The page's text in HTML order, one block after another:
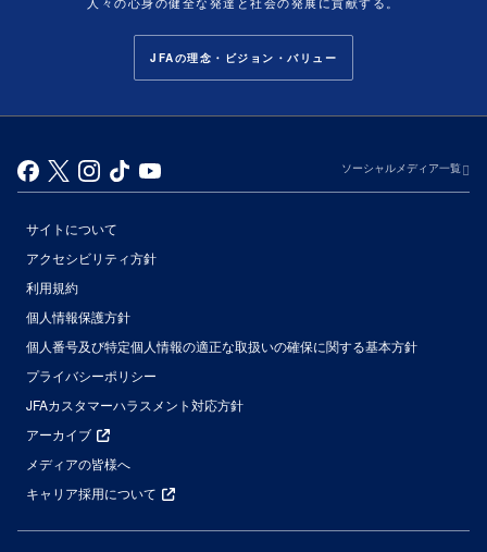
JFAの理念・ビジョン・バリュー
ソーシャルメディア一覧
サイトについて
アクセシビリティ方針
利用規約
個人情報保護方針
個人番号及び特定個人情報の適正な取扱いの確保に関する基本方針
プライバシーポリシー
JFAカスタマーハラスメント対応方針
アーカイブ
メディアの皆様へ
キャリア採用について